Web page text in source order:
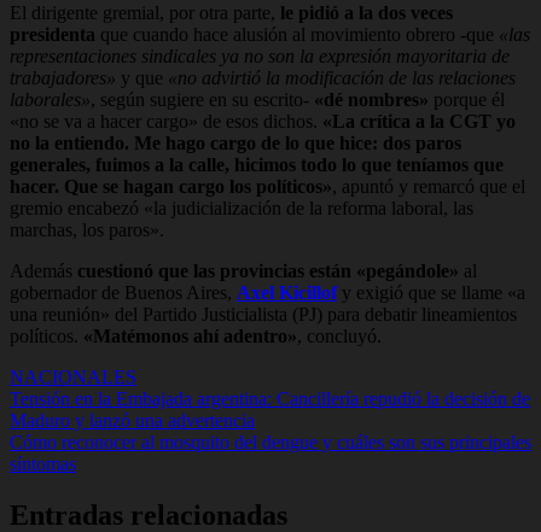
El dirigente gremial, por otra parte, le pidió a la dos veces
presidenta que cuando hace alusión al movimiento obrero -que «las
representaciones sindicales ya no son la expresión mayoritaria de
trabajadores» y que «no advirtió la modificación de las relaciones
laborales», según sugiere en su escrito- «dé nombres» porque él
«no se va a hacer cargo» de esos dichos. «La crítica a la CGT yo
no la entiendo. Me hago cargo de lo que hice: dos paros
generales, fuimos a la calle, hicimos todo lo que teníamos que
hacer. Que se hagan cargo los políticos», apuntó y remarcó que el
gremio encabezó «la judicialización de la reforma laboral, las
marchas, los paros».
Además cuestionó que las provincias están «pegándole» al
gobernador de Buenos Aires, Axel Kicillofy exigió que se llame «a
una reunión» del Partido Justicialista (PJ) para debatir lineamientos
políticos. «Matémonos ahí adentro», concluyó.
NACIONALES
Navegación
de
entradas
Tensión en la Embajada argentina: Cancillería repudió la decisión de
Maduro y lanzó una advertencia
Cómo reconocer al mosquito del dengue y cuáles son sus principales
síntomas
Entradas relacionadas